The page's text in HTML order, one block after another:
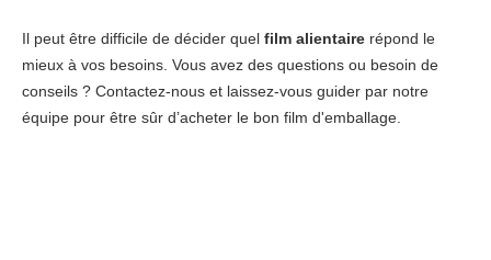
Il peut être difficile de décider quel film alientaire répond le
mieux à vos besoins. Vous avez des questions ou besoin de
conseils ? Contactez-nous et laissez-vous guider par notre
équipe pour être sûr d’acheter le bon film d'emballage.